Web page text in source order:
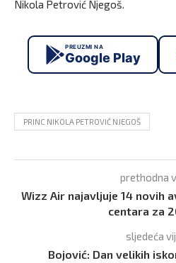
Nikola Petrović Njegoš.
PREUZMI NA
Google Play
PRINC NIKOLA PETROVIĆ NJEGOŠ
prethodna
Wizz Air najavljuje 14 novih
centara za
sljedeća
Bojović: Dan velikih